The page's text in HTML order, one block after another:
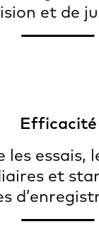
et de
Efficacité
les essais,
et